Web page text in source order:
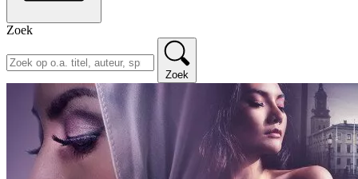
Zoek
Zoek